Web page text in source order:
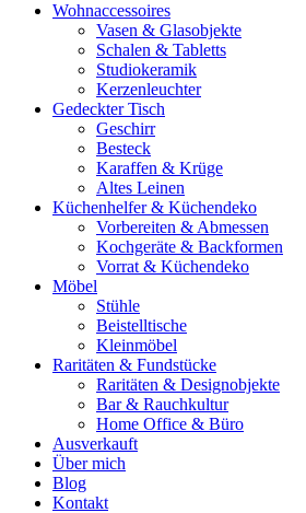
Wohnaccessoires
Vasen & Glasobjekte
Schalen & Tabletts
Studiokeramik
Kerzenleuchter
Gedeckter Tisch
Geschirr
Besteck
Karaffen & Krüge
Altes Leinen
Küchenhelfer & Küchendeko
Vorbereiten & Abmessen
Kochgeräte & Backformen
Vorrat & Küchendeko
Möbel
Stühle
Beistelltische
Kleinmöbel
Raritäten & Fundstücke
Raritäten & Designobjekte
Bar & Rauchkultur
Home Office & Büro
Ausverkauft
Über mich
Blog
Kontakt